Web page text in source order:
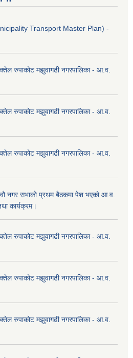
Transport Master Plan) -
रुपाकोट मझुवागढी नगरपालिका - आ.व.
रुपाकोट मझुवागढी नगरपालिका - आ.व.
रुपाकोट मझुवागढी नगरपालिका - आ.व.
नगर सभाको प्रथम बैठकमा पेश भएको आ.व.
कार्यक्रम।
रुपाकोट मझुवागढी नगरपालिका - आ.व.
रुपाकोट मझुवागढी नगरपालिका - आ.व.
रुपाकोट मझुवागढी नगरपालिका - आ.व.